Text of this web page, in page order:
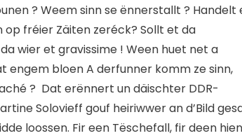
? Weem sinn se ënnerstallt ? Handelt
fréier Zäiten zeréck? Sollt et da
wier et gravissime ! Ween huet net a
engem bloen A derfunner komm ze sinn,
? Dat erënnert un däischter DDR-
Solovieff gouf heiriwwer an d’Bild
loossen. Fir een Tëschefall, fir deen hien